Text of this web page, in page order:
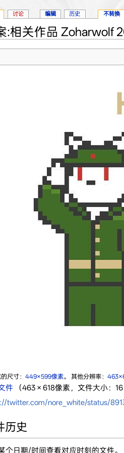
:相关作品 Zoharwolf
尺寸： 449×599像素。 其他分辨率：
件‎
（463 × 618像素，文件大小：
twitter.com/nore_white/status/
历史
个日期/时间查看对应时刻的文件。
讨论 编辑 历史 不转换